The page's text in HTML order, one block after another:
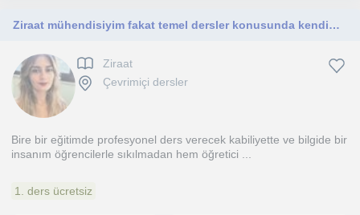
Ziraat mühendisiyim fakat temel dersler konusunda kendimi geliştirmiş ve bilgime güvenen bir insanım
Ziraat
Çevrimiçi dersler
Bire bir eğitimde profesyonel ders verecek kabiliyette ve bilgide bir
insanım öğrencilerle sıkılmadan hem öğretici ...
1. ders ücretsiz